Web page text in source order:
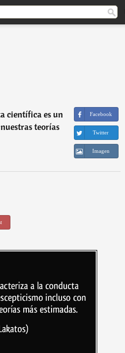
científica es un
teorías
Facebook
Twitter
Imagen